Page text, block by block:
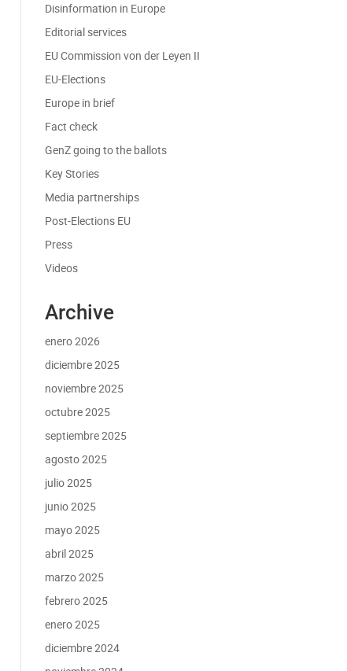
Disinformation in Europe
Editorial services
EU Commission von der Leyen II
EU-Elections
Europe in brief
Fact check
GenZ going to the ballots
Key Stories
Media partnerships
Post-Elections EU
Press
Videos
Archive
enero 2026
diciembre 2025
noviembre 2025
octubre 2025
septiembre 2025
agosto 2025
julio 2025
junio 2025
mayo 2025
abril 2025
marzo 2025
febrero 2025
enero 2025
diciembre 2024